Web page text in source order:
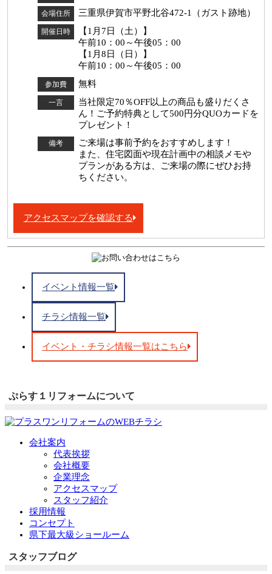
会場住所 三重県伊賀市平野北谷472-1（ガスト跡地）
開催日時
【1月7日（土）】
午前10：00～午後05：00
【1月8日（日）】
午前10：00～午後05：00
参加費 無料
一言
当社限定70％OFF以上の商品も盛りだくさ
ん！ご予約特典として500円分QUOカードを
プレゼント！
備考
ご来場は事前予約をおすすめします！
また、住宅図面や現在計画中の相談メモや
プランがある方は、ご来場の際にぜひお持
ちください。
アクセスマップを確認する
イベント情報一覧
チラシ情報一覧
イベント・チラシ情報一覧はこちら
ぷらす１リフォームについて
会社案内
代表挨拶
会社概要
企業理念
アクセスマップ
スタッフ紹介
採用情報
コンセプト
県下最大級ショールーム
スタッフブログ